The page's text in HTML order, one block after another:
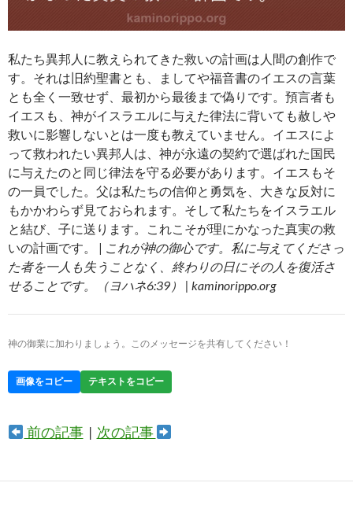
私たち異邦人に教えられてきた救いの計画は人間の創作で
す。それは旧約聖書とも、ましてや福音書のイエスの言葉
とも全く一致せず、最初から最後まで偽りです。預言者も
イエスも、神がイスラエルに与えた律法に背いても赦しや
救いに影響しないとは一度も教えていません。イエスによ
って救われたい異邦人は、神が永遠の契約で選ばれた国民
に与えたのと同じ律法を守る必要があります。イエスもそ
の一員でした。父は私たちの信仰と勇気を、大きな反対に
もかかわらず見ておられます。そして私たちをイスラエル
と結び、子に送ります。これこそが理にかなった真実の救
いの計画です。 | これが神の御心です。私に与えてくださっ
た者を一人も失うことなく、終わりの日にその人を復活さ
せることです。（ヨハネ6:39） | kaminorippo.org
神の御業に加わりましょう。このメッセージを共有してください！
画像をコピー テキストをコピー
前の記事| 次の記事